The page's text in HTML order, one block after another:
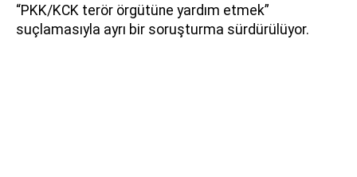
“PKK/KCK terör örgütüne yardım etmek”
suçlamasıyla ayrı bir soruşturma sürdürülüyor.